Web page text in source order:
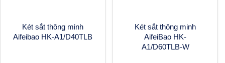
Két sắt thông minh
Aifeibao HK-A1/D40TLB
Két sắt thông minh
AifeiBao HK-
A1/D60TLB-W